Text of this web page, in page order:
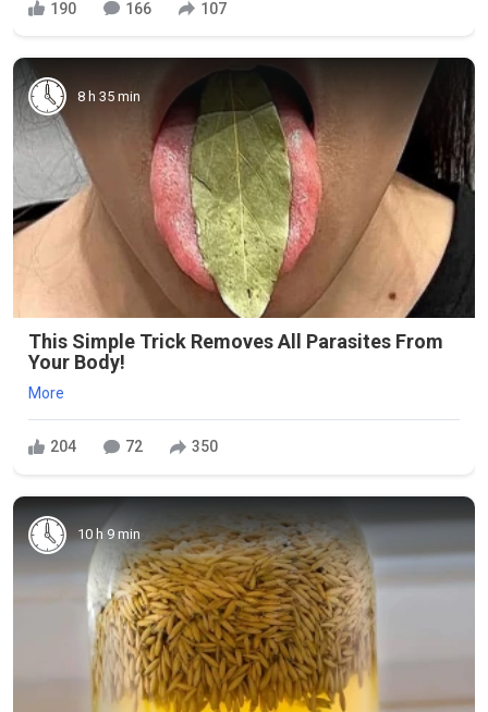
190 166 107
8 h 35 min
This Simple Trick Removes All Parasites From
Your Body!
More
204 72 350
10 h 9 min